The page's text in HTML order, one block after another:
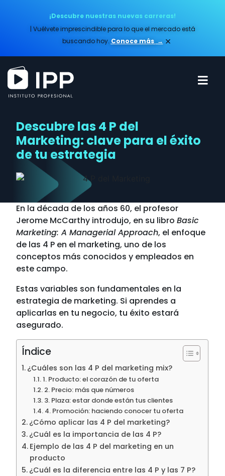
¡Descubre nuestras nuevas carreras!
| Vuélvete imprescindible para lo que el mercado está
buscando hoy. Conoce más​ → ×
Descubre las 4 P del
Marketing: clave para el éxito
de tu estrategia
En la década de los años 60, el profesor
Jerome McCarthy introdujo, en su libroBasic
Marketing: A Managerial Approach, el enfoque
de las 4 P en el marketing, uno de los
conceptos más conocidos y empleados en
este campo.
Estas variables son fundamentales en la
estrategia de marketing. Si aprendes a
aplicarlas en tu negocio, tu éxito estará
asegurado.
Índice
¿Cuáles son las 4 P del marketing mix?
1. Producto: el corazón de tu oferta
2. Precio: más que números
3. Plaza: estar donde están tus clientes
4. Promoción: haciendo conocer tu oferta
¿Cómo aplicar las 4 P del marketing?
¿Cuál es la importancia de las 4 P?
Ejemplo de las 4 P del marketing en un
producto
¿Cuál es la diferencia entre las 4 P y las 7 P?